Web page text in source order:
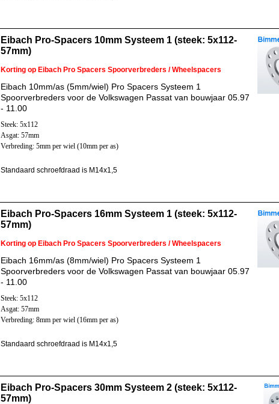
Eibach Pro-Spacers 10mm Systeem 1 (steek: 5x112-
57mm)
Korting op Eibach Pro Spacers Spoorverbreders / Wheelspacers
Eibach 10mm/as (5mm/wiel) Pro Spacers Systeem 1
Spoorverbreders voor de Volkswagen Passat van bouwjaar 05.97
- 11.00
Steek: 5x112
Asgat: 57mm
Verbreding: 5mm per wiel (10mm per as)
Standaard schroefdraad is M14x1,5
Eibach Pro-Spacers 16mm Systeem 1 (steek: 5x112-
57mm)
Korting op Eibach Pro Spacers Spoorverbreders / Wheelspacers
Eibach 16mm/as (8mm/wiel) Pro Spacers Systeem 1
Spoorverbreders voor de Volkswagen Passat van bouwjaar 05.97
- 11.00
Steek: 5x112
Asgat: 57mm
Verbreding: 8mm per wiel (16mm per as)
Standaard schroefdraad is M14x1,5
Eibach Pro-Spacers 30mm Systeem 2 (steek: 5x112-
57mm)